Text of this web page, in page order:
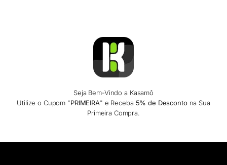
Seja Bem-Vindo a Kasamô
Utilize o Cupom "PRIMEIRA" e Receba 5% de Desconto na Sua
Primeira Compra.